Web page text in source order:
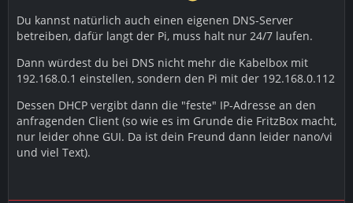
Du kannst natürlich auch einen eigenen DNS-Server
betreiben, dafür langt der Pi, muss halt nur 24/7 laufen.
Dann würdest du bei DNS nicht mehr die Kabelbox mit
192.168.0.1 einstellen, sondern den Pi mit der 192.168.0.112
Dessen DHCP vergibt dann die "feste" IP-Adresse an den
anfragenden Client (so wie es im Grunde die FritzBox macht,
nur leider ohne GUI. Da ist dein Freund dann leider nano/vi
und viel Text).